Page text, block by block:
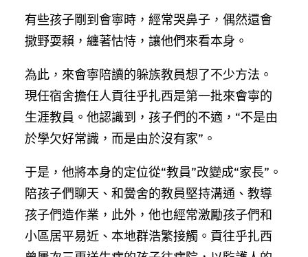
有些孩子剛到會寧時，經常哭鼻子，偶然還會
撒野耍賴，纏著怙恃，讓他們來看本身。
為此，來會寧陪讀的躲族教員想了不少方法。
現任宿舍擔任人貢往乎扎西是第一批來會寧的
生涯教員。他認識到，孩子們的不適，“不是由
於學欠好常識，而是由於沒有家”。
于是，他將本身的定位從“教員”改變成“家長”。
陪孩子們聊天、和黌舍的教員堅持溝通、教導
孩子們造作業，此外，他也經常激勵孩子們和
小區居平易近、本地群浩繁接觸。貢往乎扎西